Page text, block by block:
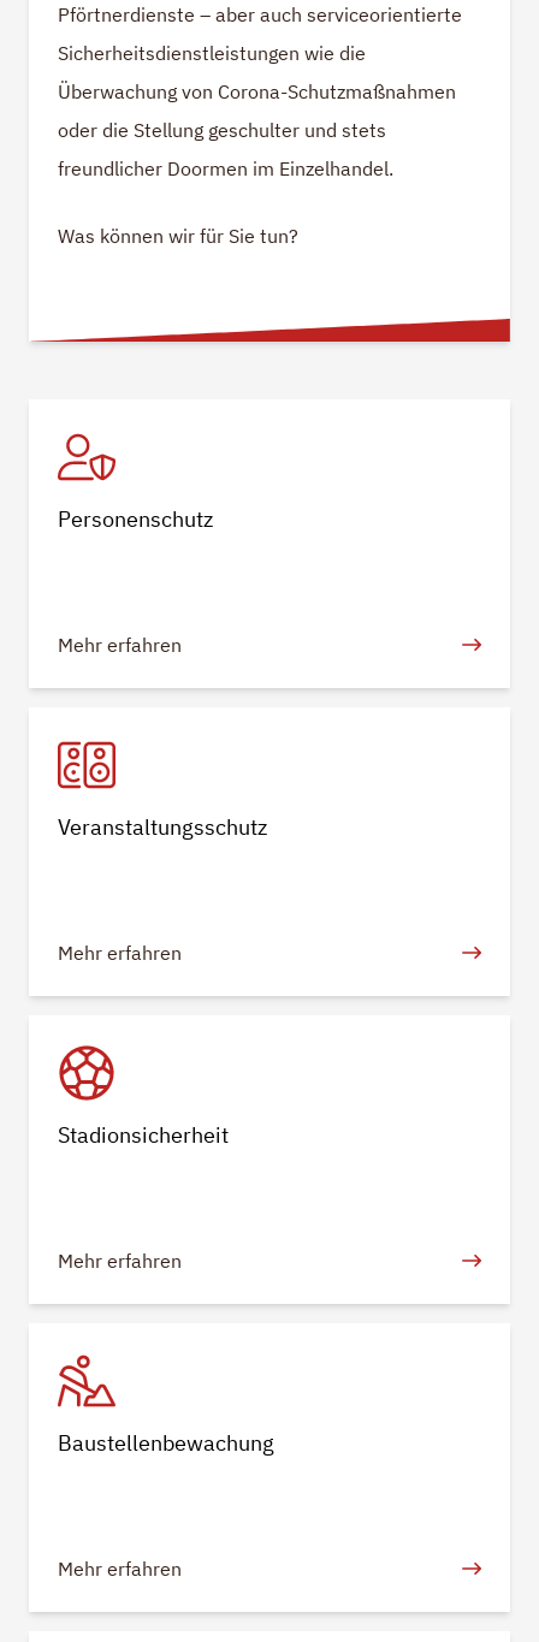
Pförtnerdienste – aber auch serviceorientierte
Sicherheitsdienstleistungen wie die
Überwachung von Corona-Schutzmaßnahmen
oder die Stellung geschulter und stets
freundlicher Doormen im Einzelhandel.
Was können wir für Sie tun?
Personenschutz
Mehr erfahren
Veranstaltungsschutz
Mehr erfahren
Stadionsicherheit
Mehr erfahren
Baustellenbewachung
Mehr erfahren